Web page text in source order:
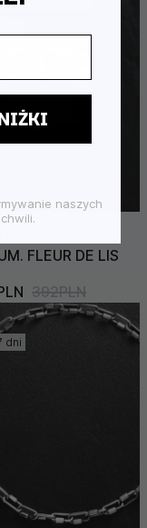
FLEUR DE LIS
392PLN
dni
naszych